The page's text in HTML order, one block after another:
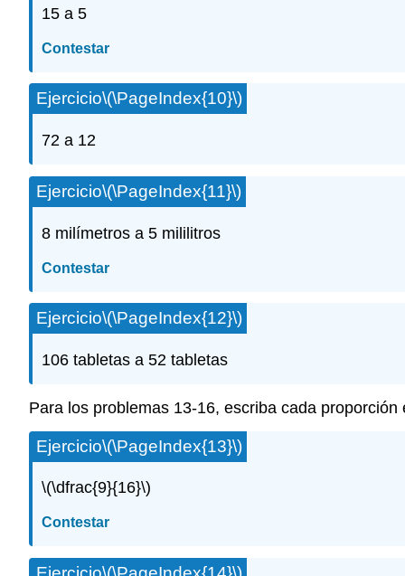
15 a 5
Contestar
Ejercicio\(\PageIndex{10}\)
72 a 12
Ejercicio\(\PageIndex{11}\)
8 milímetros a 5 mililitros
Contestar
Ejercicio\(\PageIndex{12}\)
106 tabletas a 52 tabletas
Para los problemas 13-16, escriba cada proporción
Ejercicio\(\PageIndex{13}\)
\(\dfrac{9}{16}\)
Contestar